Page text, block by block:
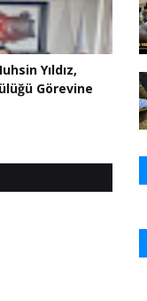
Yıldız,
Görevine